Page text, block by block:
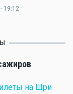
19:12
на Шри